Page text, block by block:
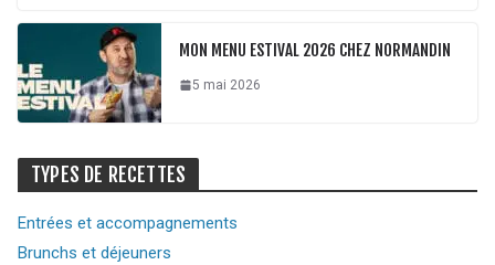
MON MENU ESTIVAL 2026 CHEZ NORMANDIN
5 mai 2026
TYPES DE RECETTES
Entrées et accompagnements
Brunchs et déjeuners